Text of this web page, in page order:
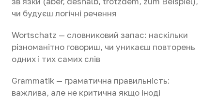
чи будуєш логічні речення
Wortschatz — словниковий запас: наскільки
різноманітно говориш, чи уникаєш повторень
одних і тих самих слів
Grammatik — граматична правильність:
важлива, але не критична якщо іноді